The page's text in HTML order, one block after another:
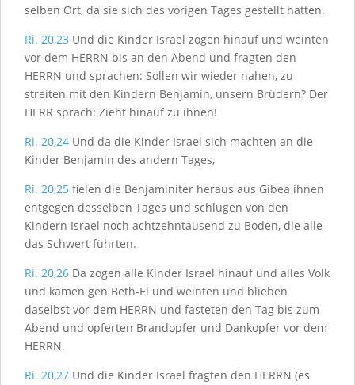
selben Ort, da sie sich des vorigen Tages gestellt hatten.
Ri. 20,23 Und die Kinder Israel zogen hinauf und weinten
vor dem HERRN bis an den Abend und fragten den
HERRN und sprachen: Sollen wir wieder nahen, zu
streiten mit den Kindern Benjamin, unsern Brüdern? Der
HERR sprach: Zieht hinauf zu ihnen!
Ri. 20,24 Und da die Kinder Israel sich machten an die
Kinder Benjamin des andern Tages,
Ri. 20,25 fielen die Benjaminiter heraus aus Gibea ihnen
entgegen desselben Tages und schlugen von den
Kindern Israel noch achtzehntausend zu Boden, die alle
das Schwert führten.
Ri. 20,26 Da zogen alle Kinder Israel hinauf und alles Volk
und kamen gen Beth-El und weinten und blieben
daselbst vor dem HERRN und fasteten den Tag bis zum
Abend und opferten Brandopfer und Dankopfer vor dem
HERRN.
Ri. 20,27 Und die Kinder Israel fragten den HERRN (es